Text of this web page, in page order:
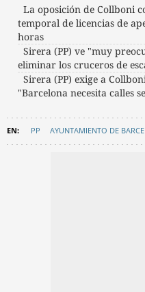
La oposición de Collboni
temporal de licencias de
horas
Sirera (PP) ve "muy
eliminar los cruceros de
Sirera (PP) exige a
"Barcelona necesita calles
PP AYUNTAMIENTO DE